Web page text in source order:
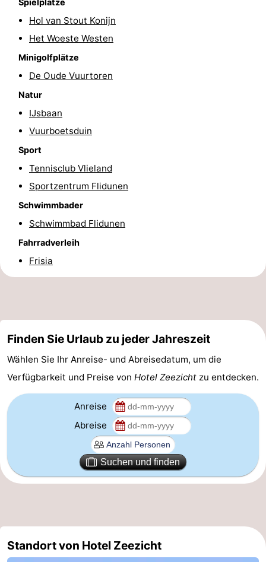
Leeuwarden
Watteninseln
Schiermonnikoog
Ameland
Terschelling
Kontakt
Hol van Stout Konijn
Het Woeste Westen
Minigolfplätze
De Oude Vuurtoren
Natur
IJsbaan
Vuurboetsduin
Sport
Tennisclub Vlieland
Sportzentrum Flidunen
Schwimmbader
Schwimmbad Flidunen
Fahrradverleih
Frisia
Finden Sie Urlaub zu jeder Jahreszeit
Wählen Sie Ihr Anreise- und Abreisedatum, um die
Verfügbarkeit und Preise von Hotel Zeezicht zu entdecken.
Anreise
Abreise
Suchen und finden
Standort von Hotel Zeezicht